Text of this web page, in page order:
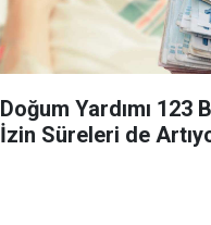
Doğum Yardımı 123
İzin Süreleri de